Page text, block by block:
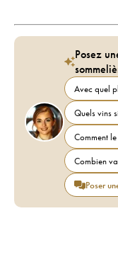
Posez
Avec quel
Quels vins
Comment
Combien
Poser